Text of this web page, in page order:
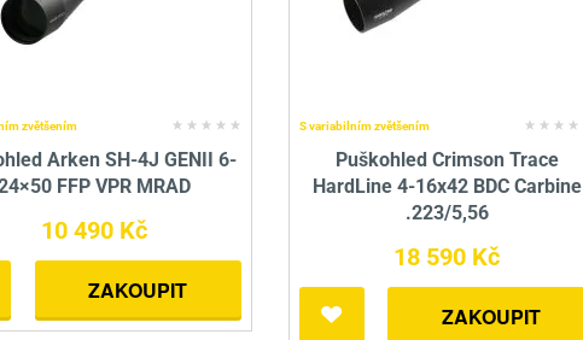
zvětšením
Arken SH-4J GENII 6-
FFP VPR MRAD
10 490 Kč
ZAKOUPIT
S variabilním zvětšením
Puškohled Crimson Trace
HardLine 4-16x42 BDC Carbine
.223/5,56
18 590 Kč
ZAKOUPIT